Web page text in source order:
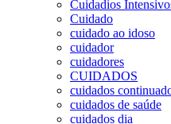
Cuidadios
Cuidado
cuidado ao idoso
cuidador
cuidadores
CUIDADOS
cuidados
cuidados de saúde
cuidados dia